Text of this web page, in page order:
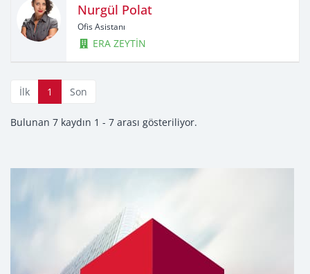
Nurgül Polat
Ofis Asistanı
ERA ZEYTİN
İlk 1 Son
Bulunan 7 kaydın 1 - 7 arası gösteriliyor.